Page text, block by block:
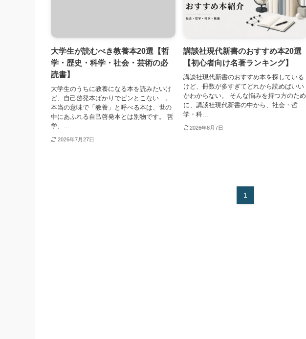
大学生が読むべき教養本20選【哲
学・歴史・科学・社会・芸術の必
読書】
大学生のうちに教養になる本を読みたいけ
ど、自己啓発本ばかりでピンとこない…。
本当の意味で「教養」と呼べる本は、世の
中にあふれる自己啓発本とは別物です。 哲
学、...
2026年7月27日
講談社現代新書のおすすめ本20選
【初心者向け名著ランキング】
講談社現代新書のおすすめ本を探している
けど、冊数が多すぎてどれから読めばいい
かわからない。 そんな悩みを持つ方のため
に、講談社現代新書の中から、社会・哲
学・科...
2026年8月7日
1